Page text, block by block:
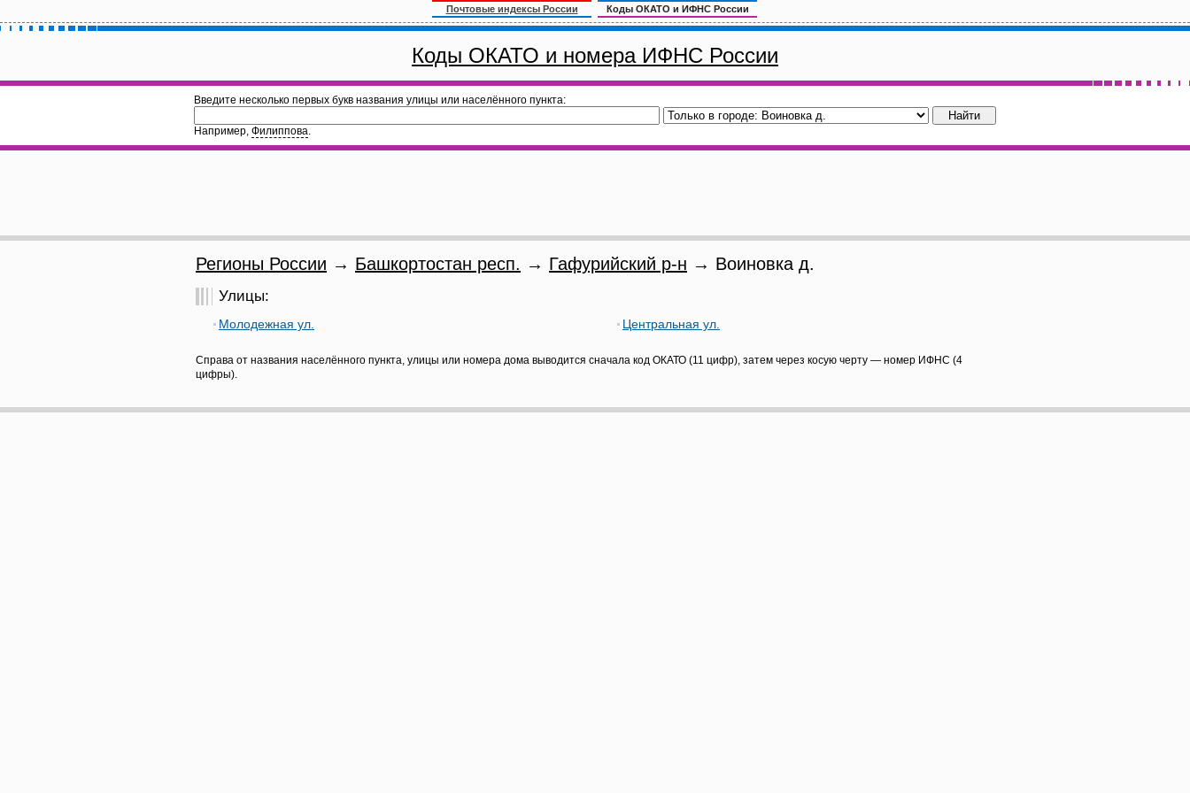
Почтовые индексы России Коды ОКАТО и ИФНС России
Коды ОКАТО и номера ИФНС России
Введите несколько первых букв названия улицы или населённого пункта:
Например, Филиппова.
Регионы России → Башкортостан респ. → Гафурийский р-н → Воиновка д.
Улицы:
Молодежная ул. Центральная ул.
Справа от названия населённого пункта, улицы или номера дома выводится сначала код ОКАТО (11 цифр), затем через косую черту — номер ИФНС (4
цифры).